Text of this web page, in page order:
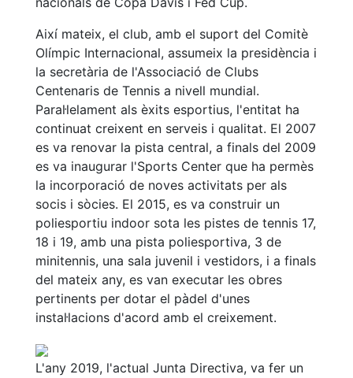
Així mateix, el club, amb el suport del Comitè
Olímpic Internacional, assumeix la presidència i
la secretària de l'Associació de Clubs
Centenaris de Tennis a nivell mundial.
Paral·lelament als èxits esportius, l'entitat ha
continuat creixent en serveis i qualitat. El 2007
es va renovar la pista central, a finals del 2009
es va inaugurar l'Sports Center que ha permès
la incorporació de noves activitats per als
socis i sòcies. El 2015, es va construir un
poliesportiu indoor sota les pistes de tennis 17,
18 i 19, amb una pista poliesportiva, 3 de
minitennis, una sala juvenil i vestidors, i a finals
del mateix any, es van executar les obres
pertinents per dotar el pàdel d'unes
instal·lacions d'acord amb el creixement.
L'any 2019, l'actual Junta Directiva, va fer un